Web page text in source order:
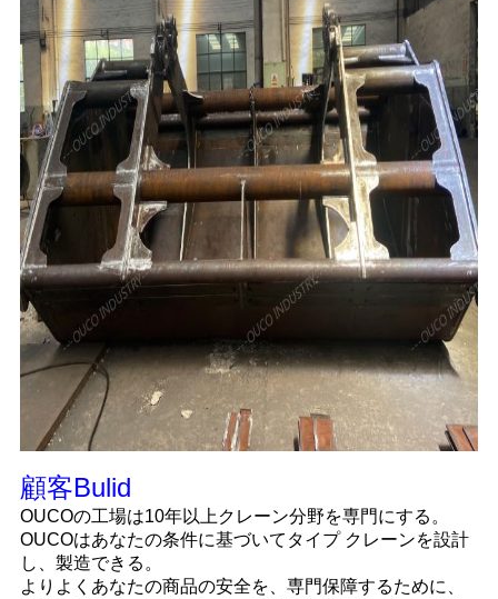
顧客Bulid
OUCOの工場は10年以上クレーン分野を専門にする。
OUCOはあなたの条件に基づいてタイプ クレーンを設計
し、製造できる。
よりよくあなたの商品の安全を、専門保障するために、